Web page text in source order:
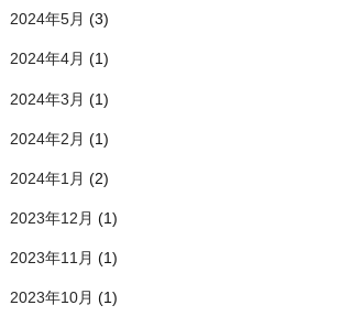
2024年5月 (3)
2024年4月 (1)
2024年3月 (1)
2024年2月 (1)
2024年1月 (2)
2023年12月 (1)
2023年11月 (1)
2023年10月 (1)